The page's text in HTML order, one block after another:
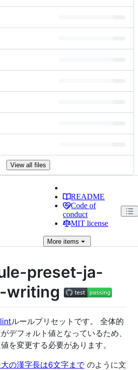
View all files
README
Code of
conduct
MIT license
More items
preset-ja-
writing
ルールプリセットです。 全体的
デフォルト値となっているため、
を変更する必要があります。
の漢字長は6文字までのように文